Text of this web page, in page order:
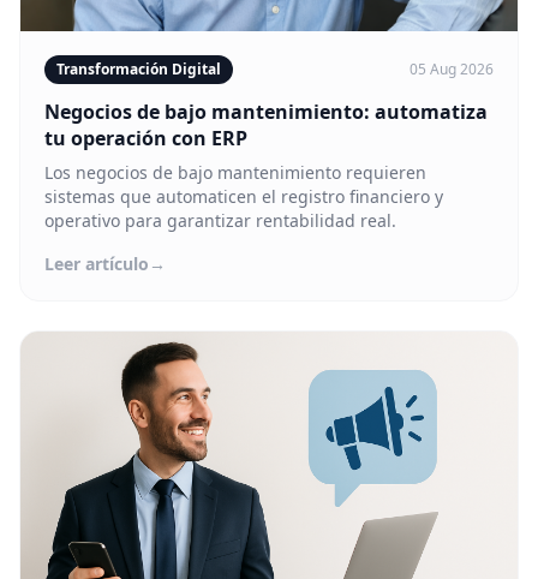
Transformación Digital 05 Aug 2026
Negocios de bajo mantenimiento: automatiza
tu operación con ERP
Los negocios de bajo mantenimiento requieren
sistemas que automaticen el registro financiero y
operativo para garantizar rentabilidad real.
Leer artículo →